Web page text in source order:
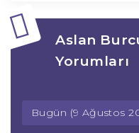
Aslan
Yorumları
Bugün (9 Ağustos